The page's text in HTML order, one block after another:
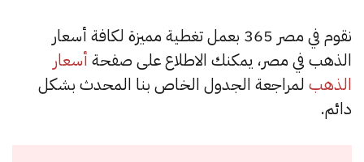
نقوم في مصر 365 بعمل تغطية مميزة لكافة أسعار
الذهب في مصر، يمكنك الاطلاع على صفحة أسعار
الذهب لمراجعة الجدول الخاص بنا المحدث بشكل
دائم.